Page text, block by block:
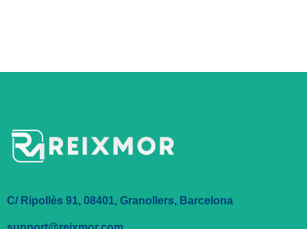
C/ Ripollès 91, 08401, Granollers, Barcelona